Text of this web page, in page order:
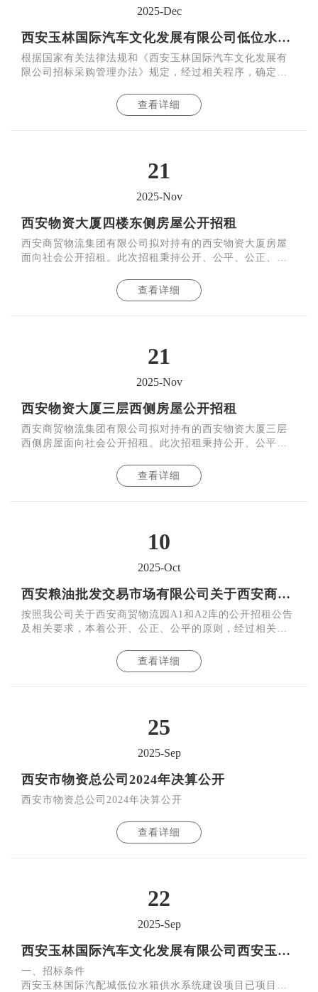
2025-Dec
西安玉林国际汽车文化发展有限公司低位水箱供水系统建设项目公开招标结果的公告
根据国家有关法律法规和《西安玉林国际汽车文化发展有
限公司招标采购管理办法》规定，经过相关程序，确定陕
查看详细
21
2025-Nov
西安物资大厦四楼东侧房屋公开招租
西安商贸物流集团有限公司拟对持有的西安物资大厦房屋
面向社会公开招租。此次招租秉持公开、公平、公正、诚
查看详细
21
2025-Nov
西安物资大厦三层西侧房屋公开招租
西安商贸物流集团有限公司拟对持有的西安物资大厦三层
西侧房屋面向社会公开招租。此次招租秉持公开、公平、
查看详细
10
2025-Oct
西安粮油批发交易市场有限公司关于西安商贸物流园A1和A2库公开招租结果的公告
按照我公司关于西安商贸物流园A1和A2库的公开招租公告
及相关要求，本着公开、公正、公平的原则，经过相关程
查看详细
25
2025-Sep
西安市物资总公司2024年决算公开
西安市物资总公司2024年决算公开
查看详细
22
2025-Sep
西安玉林国际汽车文化发展有限公司西安玉林国际汽配城低位水箱供水系统建设项目招标公告
一、招标条件
西安玉林国际汽配城低位水箱供水系统建设项目已项目审